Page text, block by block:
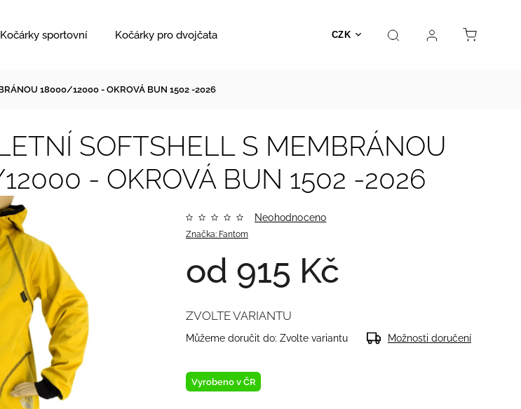
CZK
Kočárky sportovní Kočárky pro dvojčata Hračky Prodejna Kontakt
18000/12000 - OKROVÁ BUN 1502 -2026
SOFTSHELL S MEMBRÁNOU
- OKROVÁ BUN 1502 -2026
Značka: Fantom
Neohodnoceno
od 915 Kč
Vyrobeno v ČR
ZVOLTE VARIANTU
Můžeme doručit do: Zvolte variantu Možnosti doručení